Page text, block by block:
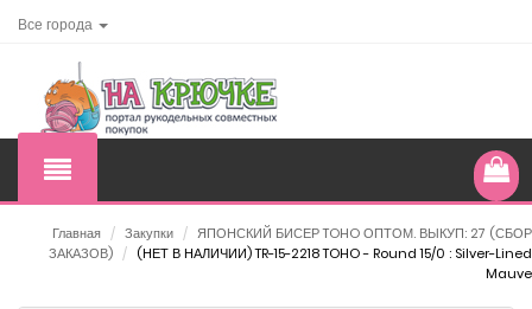
Все города
Главная / Закупки / ЯПОНСКИЙ БИСЕР TOHO ОПТОМ. ВЫКУП: 27 (СБОР
ЗАКАЗОВ) / (НЕТ В НАЛИЧИИ) TR-15-2218 TOHO - Round 15/0 : Silver-Lined
Mauve